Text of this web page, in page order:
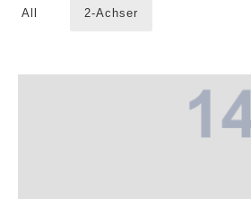
All 2-Achser